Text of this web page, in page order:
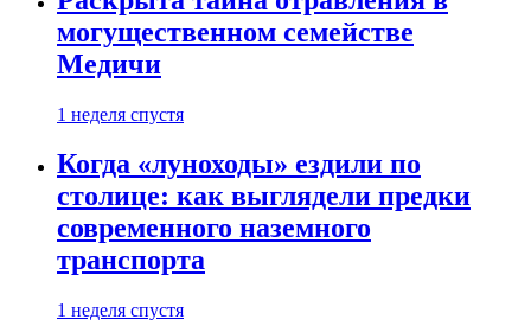
могущественном семействе
Медичи
1 неделя спустя
Когда «луноходы» ездили по
столице: как выглядели предки
современного наземного
транспорта
1 неделя спустя